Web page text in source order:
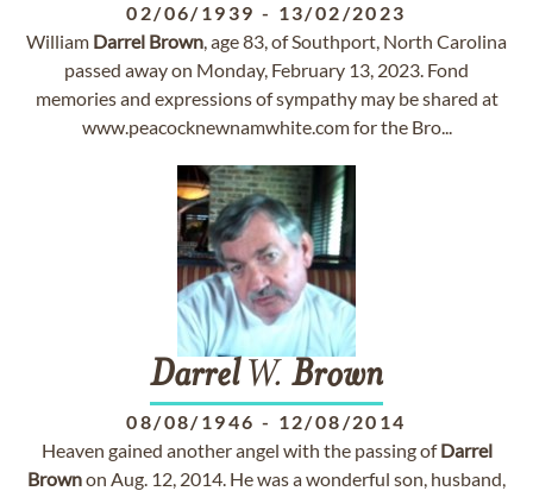
02/06/1939 - 13/02/2023
William Darrel Brown, age 83, of Southport, North Carolina
passed away on Monday, February 13, 2023. Fond
memories and expressions of sympathy may be shared at
www.peacocknewnamwhite.com for the Bro...
DarrelW. Brown
08/08/1946 - 12/08/2014
Heaven gained another angel with the passing ofDarrel
Brownon Aug. 12, 2014. He was a wonderful son, husband,